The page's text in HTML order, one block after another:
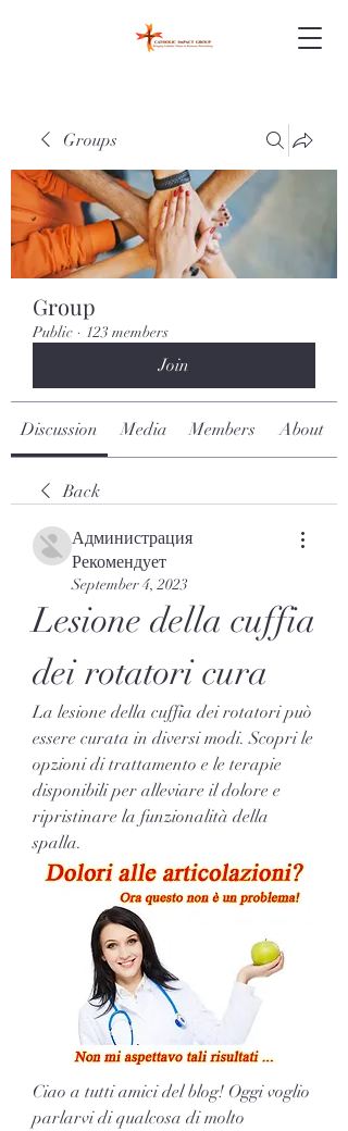
Groups
Group
Public · 123 members
Join
Discussion Media Members About
Back
Администрация
Рекомендует
September 4, 2023
Lesione della cuffia
dei rotatori cura
La lesione della cuffia dei rotatori può
essere curata in diversi modi. Scopri le
opzioni di trattamento e le terapie
disponibili per alleviare il dolore e
ripristinare la funzionalità della
spalla.
Ciao a tutti amici del blog! Oggi voglio
parlarvi di qualcosa di molto